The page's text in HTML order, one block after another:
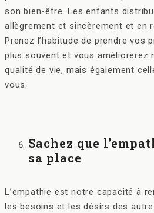
son bien-être. Les enfants
allègrement et sincèrement et en
Prenez l’habitude de prendre vos
plus souvent et vous améliorerez
qualité de vie, mais également
vous.
Sachez que
sa place
L’empathie est notre capacité à
les besoins et les désirs des